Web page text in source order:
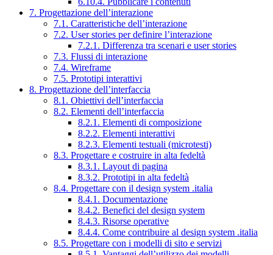
7. Progettazione dell’interazione
7.1. Caratteristiche dell’interazione
7.2. User stories per definire l’interazione
7.2.1. Differenza tra scenari e user stories
7.3. Flussi di interazione
7.4. Wireframe
7.5. Prototipi interattivi
8. Progettazione dell’interfaccia
8.1. Obiettivi dell’interfaccia
8.2. Elementi dell’interfaccia
8.2.1. Elementi di composizione
8.2.2. Elementi interattivi
8.2.3. Elementi testuali (microtesti)
8.3. Progettare e costruire in alta fedeltà
8.3.1. Layout di pagina
8.3.2. Prototipi in alta fedeltà
8.4. Progettare con il design system .italia
8.4.1. Documentazione
8.4.2. Benefici del design system
8.4.3. Risorse operative
8.4.4. Come contribuire al design system .italia
8.5. Progettare con i modelli di sito e servizi